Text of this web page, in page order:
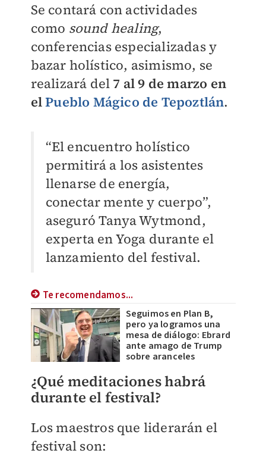
Se contará con actividades
como sound healing,
conferencias especializadas y
bazar holístico, asimismo, se
realizará del 7 al 9 de marzo en
elPueblo Mágico de Tepoztlán.
“El encuentro holístico
permitirá a los asistentes
llenarse de energía,
conectar mente y cuerpo”,
aseguró Tanya Wytmond,
experta en Yoga durante el
lanzamiento del festival.
Te recomendamos...
Seguimos en Plan B,
pero ya logramos una
mesa de diálogo: Ebrard
ante amago de Trump
sobre aranceles
¿Qué meditaciones habrá
durante el festival?
Los maestros que liderarán el
festival son: